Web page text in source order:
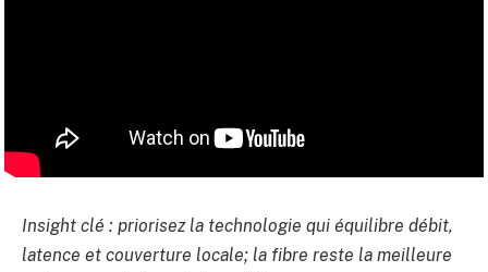
Insight clé : priorisez la technologie qui équilibre débit,
latence et couverture locale; la fibre reste la meilleure